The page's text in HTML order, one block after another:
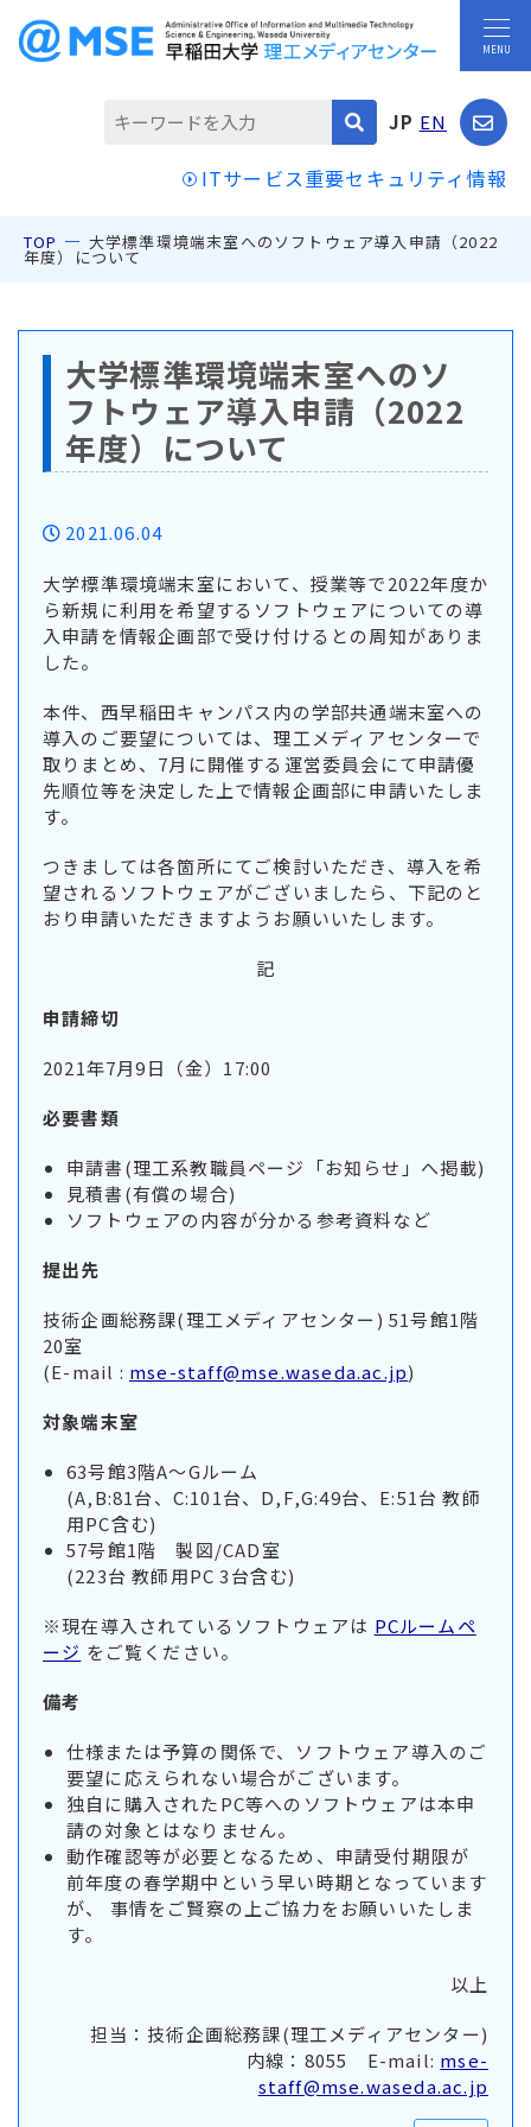
JP EN
ITサービス重要セキュリティ情報
TOP 大学標準環境端末室へのソフトウェア導入申請（2022
年度）について
大学標準環境端末室へのソ
フトウェア導入申請（2022
年度）について
2021.06.04
大学標準環境端末室において、授業等で2022年度か
ら新規に利用を希望するソフトウェアについての導
入申請を情報企画部で受け付けるとの周知がありま
した。
本件、西早稲田キャンパス内の学部共通端末室への
導入のご要望については、理工メディアセンターで
取りまとめ、7月に開催する運営委員会にて申請優
先順位等を決定した上で情報企画部に申請いたしま
す。
つきましては各箇所にてご検討いただき、導入を希
望されるソフトウェアがございましたら、下記のと
おり申請いただきますようお願いいたします。
記
申請締切
2021年7月9日（金）17:00
必要書類
申請書(理工系教職員ページ「お知らせ」へ掲載)
見積書(有償の場合)
ソフトウェアの内容が分かる参考資料など
提出先
技術企画総務課(理工メディアセンター) 51号館1階
20室
(E-mail : mse-staff@mse.waseda.ac.jp)
対象端末室
63号館3階A～Gルーム
(A,B:81台、C:101台、D,F,G:49台、E:51台 教師
用PC含む)
57号館1階 製図/CAD室
(223台 教師用PC 3台含む)
※現在導入されているソフトウェアは PCルームペ
ージ をご覧ください。
備考
仕様または予算の関係で、ソフトウェア導入のご
要望に応えられない場合がございます。
独自に購入されたPC等へのソフトウェアは本申
請の対象とはなりません。
動作確認等が必要となるため、申請受付期限が
前年度の春学期中という早い時期となっています
が、 事情をご賢察の上ご協力をお願いいたしま
す。
以上
担当：技術企画総務課(理工メディアセンター)
内線：8055 E-mail: mse-
staff@mse.waseda.ac.jp